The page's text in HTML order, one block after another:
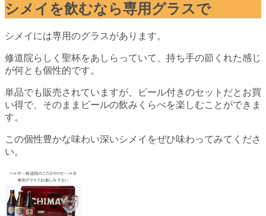
シメイを飲むなら専用グラスで
シメイには専用のグラスがあります。
修道院らしく聖杯をあしらっていて、持ち手の節くれた感じ
が何とも個性的です。
単品でも販売されていますが、ビール付きのセットだとお買
い得で、そのままビールの飲みくらべを楽しむことができま
す。
この個性豊かな味わい深いシメイをぜひ味わってみてくださ
い。